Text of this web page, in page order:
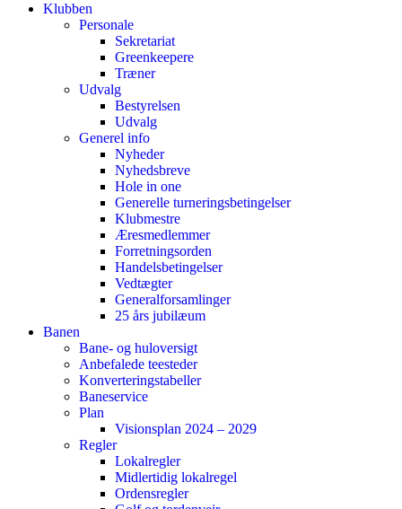
Klubben
Personale
Sekretariat
Greenkeepere
Træner
Udvalg
Bestyrelsen
Udvalg
Generel info
Nyheder
Nyhedsbreve
Hole in one
Generelle turneringsbetingelser
Klubmestre
Æresmedlemmer
Forretningsorden
Handelsbetingelser
Vedtægter
Generalforsamlinger
25 års jubilæum
Banen
Bane- og huloversigt
Anbefalede teesteder
Konverteringstabeller
Baneservice
Plan
Visionsplan 2024 – 2029
Regler
Lokalregler
Midlertidig lokalregel
Ordensregler